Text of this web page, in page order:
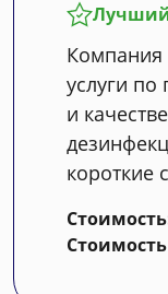
Компания
услуги
и
короткие